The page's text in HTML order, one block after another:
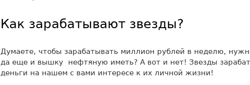
Как зарабатывают звезды?
Думаете, чтобы зарабатывать миллион рублей в неделю,
да еще и вышку нефтяную иметь? А вот и нет! Звезды
деньги на нашем с вами интересе к их личной жизни!